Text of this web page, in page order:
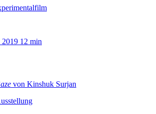
2019 12 min
von Kinshuk Surjan